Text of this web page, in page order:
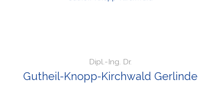
Dipl.-Ing. Dr.
Gutheil-Knopp-Kirchwald Gerlinde